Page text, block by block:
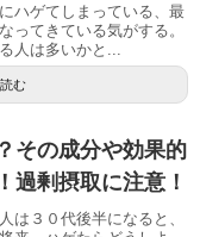
ハゲてしまっている、最
ってきている気がする。
人は多いかと...
む
その成分や効果的
過剰摂取に注意！
は３０代後半になると、